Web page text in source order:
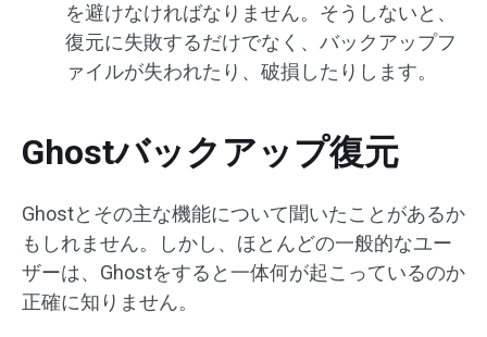
を避けなければなりません。そうしないと、
復元に失敗するだけでなく、バックアップフ
ァイルが失われたり、破損したりします。
Ghostバックアップ復元
Ghostとその主な機能について聞いたことがあるか
もしれません。しかし、ほとんどの一般的なユー
ザーは、Ghostをすると一体何が起こっているのか
正確に知りません。